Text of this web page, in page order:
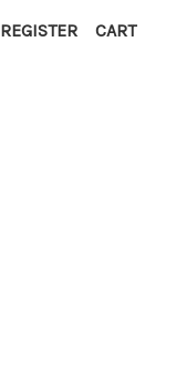
REGISTER CART